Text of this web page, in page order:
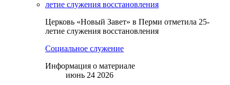
Церковь «Новый Завет» в Перми отметила 25-
летие служения восстановления
Социальное служение
Информация о материале
июнь 24 2026